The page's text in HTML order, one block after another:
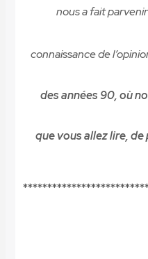
nous a fait
connaissance de
des années 90, où
que vous allez lire, de